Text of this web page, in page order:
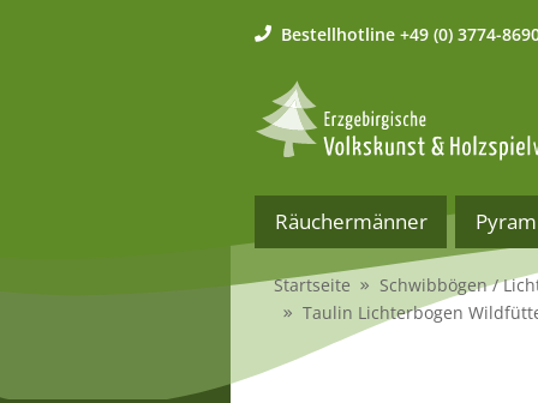
Bestellhotline +49 (0) 3774-
Räuchermänner
Startseite
Schwibbögen /
Taulin Lichterbogen